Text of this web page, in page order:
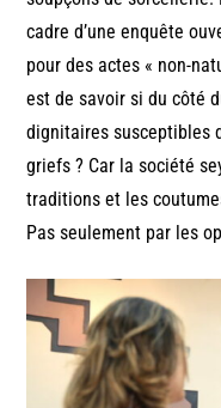
cadre d’une enquête
pour des actes « non-
est de savoir si du côté
dignitaires susceptibles
griefs ? Car la société
traditions et les
Pas seulement par les